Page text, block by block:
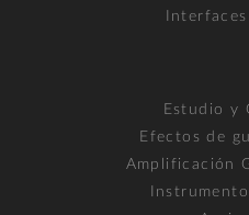
Estudio y
Efectos de
Amplificación